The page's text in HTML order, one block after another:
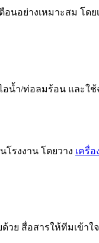
นอย่างเหมาะสม โ
อน้ำ/ท่อลมร้อน และ
รงงาน โดยวาง เครื่
ย สื่อสารให้ทีมเข้าใ